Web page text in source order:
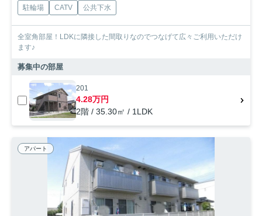
駐輪場 CATV 公共下水
全室角部屋！LDKに隣接した間取りなのでつなげて広々ご利用いただけ
ます♪
募集中の部屋
201
4.28万円
2階 / 35.30㎡ / 1LDK
アパート